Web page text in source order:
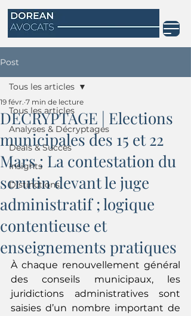
Post
Tous les articles
Analyses & Décryptages
Deals & Succès
Insights
Distinctions
Tous les articles
DECRYPTAGE | Elections
municipales des 15 et 22
Mars : La contestation du
scrutin devant le juge
administratif ; logique
contentieuse et
enseignements pratiques
19 févr. 7 min de lecture
À chaque renouvellement général
des conseils municipaux, les
juridictions administratives sont
saisies d’un nombre important de